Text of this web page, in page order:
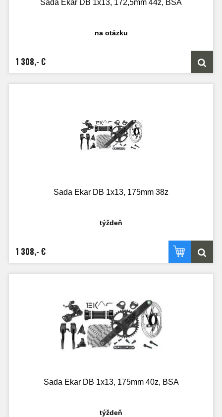
Sada Ekar DB 1x13, 172,5mm 44z, BSA
na otázku
1 308,- €
Sada Ekar DB 1x13, 175mm 38z
týždeň
1 308,- €
Sada Ekar DB 1x13, 175mm 40z, BSA
týždeň